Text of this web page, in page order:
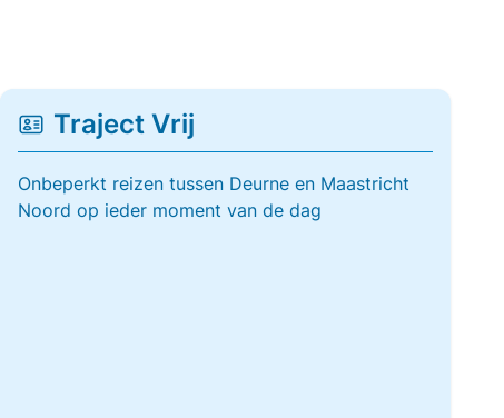
Traject Vrij
Onbeperkt reizen tussen Deurne en Maastricht
Noord op ieder moment van de dag